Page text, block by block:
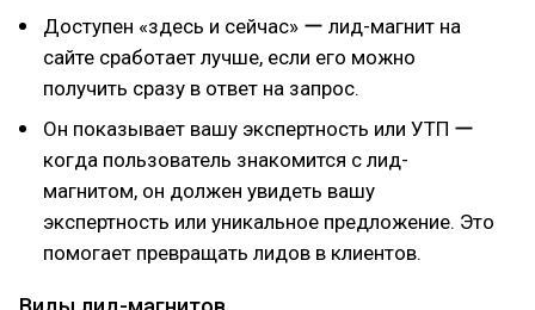
Доступен «здесь и сейчас» ー лид-магнит на
сайте сработает лучше, если его можно
получить сразу в ответ на запрос.
Он показывает вашу экспертность или УТП ー
когда пользователь знакомится с лид-
магнитом, он должен увидеть вашу
экспертность или уникальное предложение. Это
помогает превращать лидов в клиентов.